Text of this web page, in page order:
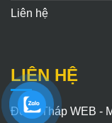
Liên hệ
LIÊN HỆ
Đồng Tháp WEB -